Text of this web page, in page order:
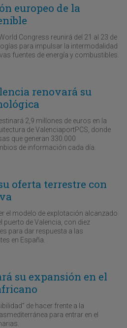
europeo de la
Congress reunirá del 21 al 23 de
para impulsar la intermodalidad
fuentes de energía y combustibles.
renovará su
2,9 millones de euros en la
de ValenciaportPCS, donde
que generan 330.000
de información cada día.
oferta terrestre con
el modelo de explotación alcanzado
puerto de Valencia, con diez
para dar respuesta a las
en España.
su expansión en el
de hacer frente a la
para entrar en el